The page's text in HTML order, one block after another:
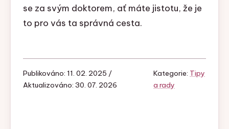
se za svým doktorem, ať máte jistotu, že je
to pro vás ta správná cesta.
Publikováno: 11. 02. 2025 /
Aktualizováno: 30. 07. 2026
Kategorie: Tipy
a rady